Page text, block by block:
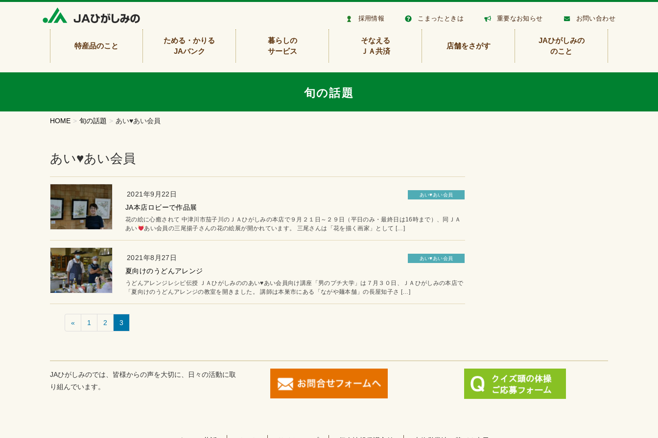
採用情報 こまったときは 重要なお知らせ お問い合わせ
特産品のこと
ためる・かりる
JAバンク
暮らしの
サービス
そなえる
ＪＡ共済
店舗をさがす
JAひがしみの
のこと
旬の話題
HOME 旬の話題 あい♥あい会員
あい♥あい会員
2021年9月22日 あい♥あい会員
JA本店ロビーで作品展
花の絵に心癒されて 中津川市茄子川のＪＡひがしみの本店で９月２１日～２９日（平日のみ・最終日は16時まで）、同ＪＡ
あい
あい会員の三尾揚子さんの花の絵展が開かれています。 三尾さんは「花を描く画家」として […]
2021年8月27日 あい♥あい会員
夏向けのうどんアレンジ
うどんアレンジレシピ伝授 ＪＡひがしみののあい♥あい会員向け講座「男のプチ大学」は７月３０日、ＪＡひがしみの本店で
「夏向けのうどんアレンジの教室を開きました。 講師は本巣市にある「ながや麺本舗」の長屋知子さ […]
« 1 2 3
JAひがしみのでは、皆様からの声を大切に、日々の活動に取
り組んでいます。